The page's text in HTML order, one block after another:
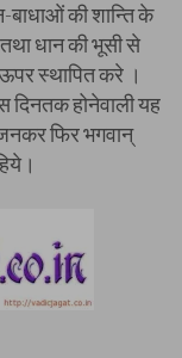
बाधाओं की शान्ति के
धान की भूसी से
स्थापित करे ।
दिनतक होनेवाली यह
फिर भगवान्